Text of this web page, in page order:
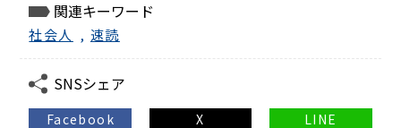
関連キーワード
社会人 , 速読
SNSシェア
Facebook X LINE